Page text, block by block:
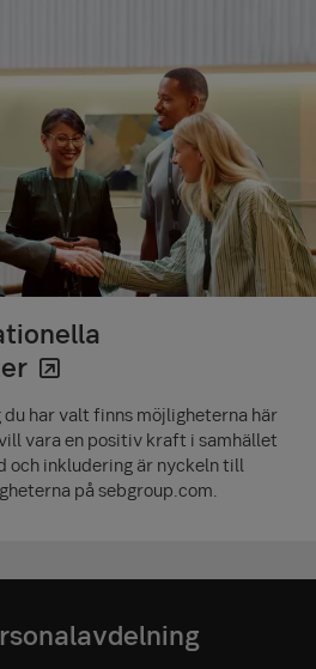
att träffa den rekryterande
samt kollegor från det
delar av banken.
ett drogtest och godkännande
utanför
tar gärna emot feedback på
e‑post.
har valt finns möjligheterna här
vara en positiv kraft i samhället
och inkludering är nyckeln till
på sebgroup.com.